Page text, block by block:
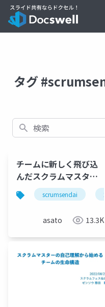
タグ
検索
チームに新しく飛び込
んだスクラムマスター
が最初にやること
#scrumsendai
scrumsendai
asato 13.3K